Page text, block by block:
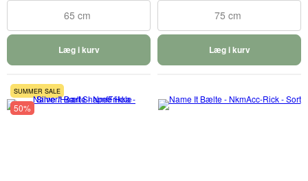
65 cm
Læg i kurv
75 cm
Læg i kurv
SUMMER SALE
50%